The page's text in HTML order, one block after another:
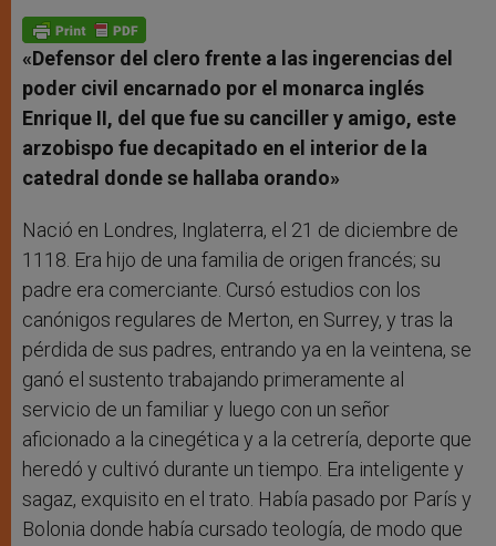
p
p
g
e
r
o
k
«Defensor del clero frente a las ingerencias del
poder civil encarnado por el monarca inglés
Enrique II, del que fue su canciller y amigo, este
arzobispo fue decapitado en el interior de la
catedral donde se hallaba orando»
Nació en Londres, Inglaterra, el 21 de diciembre de
1118. Era hijo de una familia de origen francés; su
padre era comerciante. Cursó estudios con los
canónigos regulares de Merton, en Surrey, y tras la
pérdida de sus padres, entrando ya en la veintena, se
ganó el sustento trabajando primeramente al
servicio de un familiar y luego con un señor
aficionado a la cinegética y a la cetrería, deporte que
heredó y cultivó durante un tiempo. Era inteligente y
sagaz, exquisito en el trato. Había pasado por París y
Bolonia donde había cursado teología, de modo que